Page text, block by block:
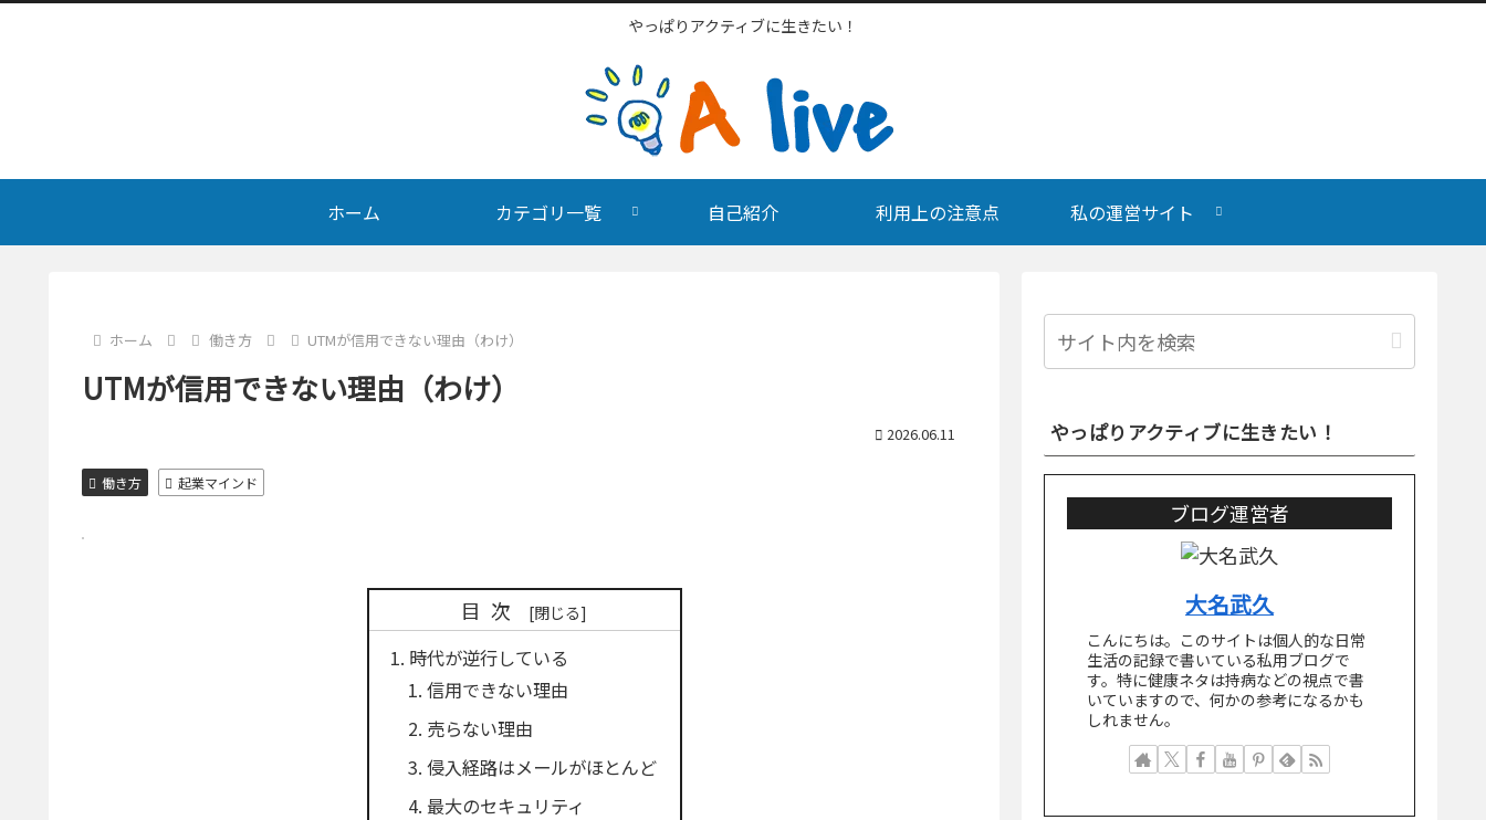
やっぱりアクティブに生きたい！
ホーム カテゴリ一覧 自己紹介 利用上の注意点 私の運営サイト
ホーム 働き方 UTMが信用できない理由（わけ）
UTMが信用できない理由（わけ）
2026.06.11
働き方 起業マインド
目次
時代が逆行している
信用できない理由
売らない理由
侵入経路はメールがほとんど
最大のセキュリティ
やっぱりアクティブに生きたい！
ブログ運営者
大名武久
こんにちは。このサイトは個人的な日常
生活の記録で書いている私用ブログで
す。特に健康ネタは持病などの視点で書
いていますので、何かの参考になるかも
しれません。